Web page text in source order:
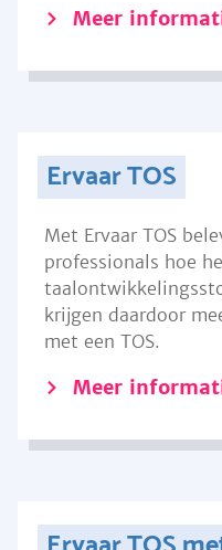
Meer
Ervaar TOS
Met Ervaar TOS
professionals hoe
krijgen daardoor
met een TOS.
Meer